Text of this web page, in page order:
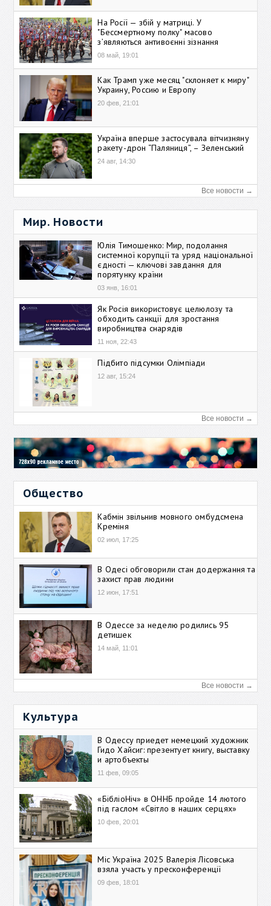
На Росії — збій у матриці. У
"Бессмертному полку" масово
зʼявляються антивоєнні зізнання
08 май, 19:01
Как Трамп уже месяц "склоняет к миру"
Украину, Россию и Европу
20 фев, 21:01
Україна вперше застосувала вітчизняну
ракету-дрон “Паляниця”, – Зеленський
24 авг, 14:30
Все новости →
Мир. Новости
Юлія Тимошенко: Мир, подолання
системної корупції та уряд національної
єдності — ключові завдання для
порятунку країни
03 янв, 16:01
Як Росія використовує целюлозу та
обходить санкції для зростання
виробництва снарядів
11 ноя, 22:43
Підбито підсумки Олімпіади
12 авг, 15:24
Все новости →
Общество
Кабмін звільнив мовного омбудсмена
Креміня
02 июл, 17:25
В Одесі обговорили стан додержання та
захист прав людини
12 июн, 17:51
В Одессе за неделю родились 95
детишек
14 май, 11:01
Все новости →
Культура
В Одессу приедет немецкий художник
Гидо Хайсиг: презентует книгу, выставку
и артобъекты
11 фев, 09:05
«БібліоНіч» в ОННБ пройде 14 лютого
під гаслом «Світло в наших серцях»
10 фев, 20:01
Міс Україна 2025 Валерія Лісовська
взяла участь у пресконференції
09 фев, 18:01